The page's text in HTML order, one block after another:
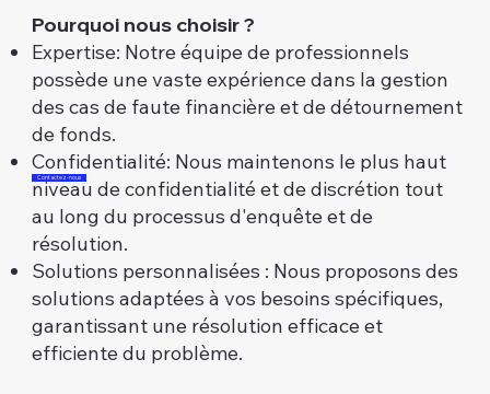
Pourquoi nous choisir ?
Expertise: Notre équipe de professionnels
possède une vaste expérience dans la gestion
des cas de faute financière et de détournement
de fonds.​
Confidentialité: Nous maintenons le plus haut
niveau de confidentialité et de discrétion tout
au long du processus d'enquête et de
résolution.​
Solutions personnalisées : Nous proposons des
solutions adaptées à vos besoins spécifiques,
garantissant une résolution efficace et
efficiente du problème.
Contactez-nous